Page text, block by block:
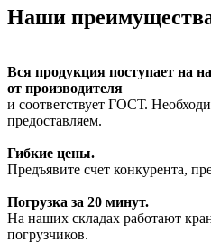
Наши
Вся продукция поступает на
от производителя
и соответствует ГОСТ.
предоставляем.
Гибкие цены.
Предъявите счет конкурента,
Погрузка за 20 минут.
На наших складах работают
погрузчиков.